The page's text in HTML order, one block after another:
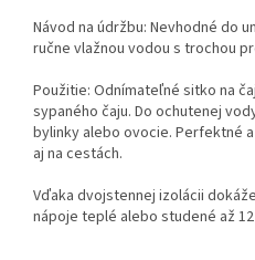
Návod na údržbu: Nevhodné do
ručne vlažnou vodou s trochou
Použitie: Odnímateľné sitko na
sypaného čaju. Do ochutenej
bylinky alebo ovocie. Perfektné
aj na cestách.
Vďaka dvojstennej izolácii
nápoje teplé alebo studené až